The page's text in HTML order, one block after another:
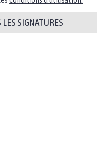
SIGNATURES